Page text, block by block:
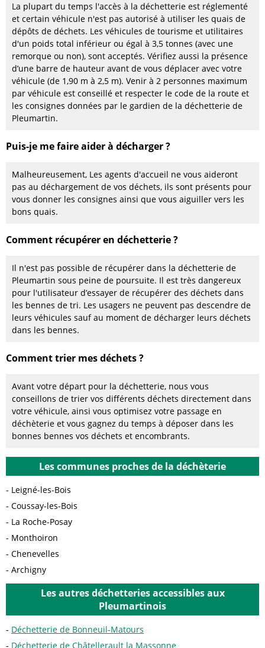
La plupart du temps l'accès à la déchetterie est réglementé
et certain véhicule n'est pas autorisé à utiliser les quais de
dépôts de déchets. Les véhicules de tourisme et utilitaires
d'un poids total inférieur ou égal à 3,5 tonnes (avec une
remorque ou non), sont acceptés. Vérifiez aussi la présence
d’une barre de hauteur avant de vous déplacer avec votre
véhicule (de 1,90 m à 2,5 m). Venir à 2 personnes maximum
par véhicule est conseillé et respecter le code de la route et
les consignes données par le gardien de la déchetterie de
Pleumartin.
Puis-je me faire aider à décharger ?
Malheureusement, Les agents d'accueil ne vous aideront
pas au déchargement de vos déchets, ils sont présents pour
vous donner les consignes ainsi que vous aiguiller vers les
bons quais.
Comment récupérer en déchetterie ?
Il n'est pas possible de récupérer dans la déchetterie de
Pleumartin sous peine de poursuite. Il est très dangereux
pour l'utilisateur d’essayer de récupérer des déchets dans
les bennes de tri. Les usagers ne peuvent pas descendre de
leurs véhicules sauf au moment de décharger leurs déchets
dans les bennes.
Comment trier mes déchets ?
Avant votre départ pour la déchetterie, nous vous
conseillons de trier vos différents déchets directement dans
votre véhicule, ainsi vous optimisez votre passage en
déchèterie et vous gagnez du temps à déposer dans les
bonnes bennes vos déchets et encombrants.
Les communes proches de la déchèterie
Leigné-les-Bois
Coussay-les-Bois
La Roche-Posay
Monthoiron
Chenevelles
Archigny
Les autres déchetteries accessibles aux
Pleumartinois
Déchetterie de Bonneuil-Matours
Déchetterie de Châtellerault la Massonne